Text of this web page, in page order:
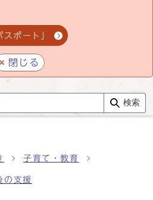
ポート」
閉じる
検索
子育て・教育
の支援